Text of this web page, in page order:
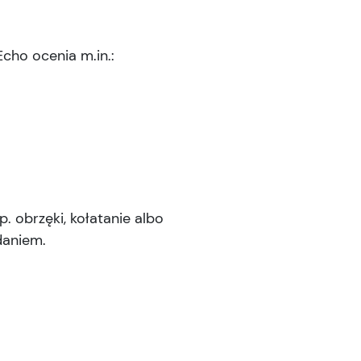
ocenia m.in.:
obrzęki, kołatanie albo